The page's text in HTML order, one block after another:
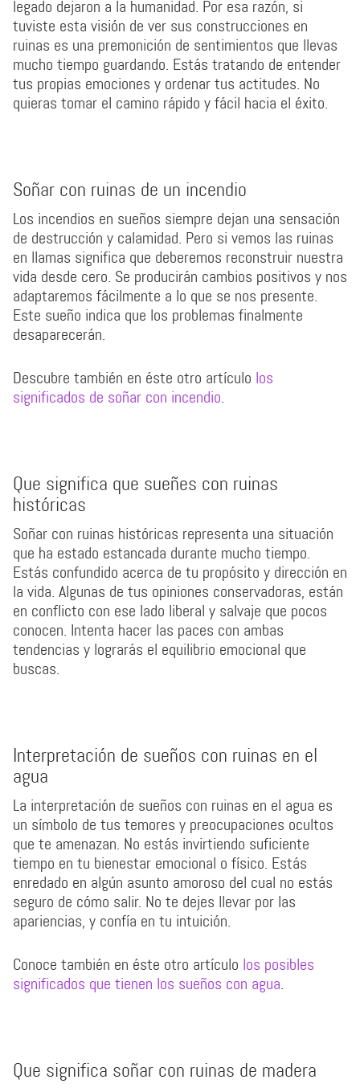
legado dejaron a la humanidad. Por esa razón, si
tuviste esta visión de ver sus construcciones en
ruinas es una premonición de sentimientos que llevas
mucho tiempo guardando. Estás tratando de entender
tus propias emociones y ordenar tus actitudes. No
quieras tomar el camino rápido y fácil hacia el éxito.
Soñar con ruinas de un incendio
Los incendios en sueños siempre dejan una sensación
de destrucción y calamidad. Pero si vemos las ruinas
en llamas significa que deberemos reconstruir nuestra
vida desde cero. Se producirán cambios positivos y nos
adaptaremos fácilmente a lo que se nos presente.
Este sueño indica que los problemas finalmente
desaparecerán.
Descubre también en éste otro artículo los
significados de soñar con incendio.
Que significa que sueñes con ruinas
históricas
Soñar con ruinas históricas representa una situación
que ha estado estancada durante mucho tiempo.
Estás confundido acerca de tu propósito y dirección en
la vida. Algunas de tus opiniones conservadoras, están
en conflicto con ese lado liberal y salvaje que pocos
conocen. Intenta hacer las paces con ambas
tendencias y lograrás el equilibrio emocional que
buscas.
Interpretación de sueños con ruinas en el
agua
La interpretación de sueños con ruinas en el agua es
un símbolo de tus temores y preocupaciones ocultos
que te amenazan. No estás invirtiendo suficiente
tiempo en tu bienestar emocional o físico. Estás
enredado en algún asunto amoroso del cual no estás
seguro de cómo salir. No te dejes llevar por las
apariencias, y confía en tu intuición.
Conoce también en éste otro artículo los posibles
significados que tienen los sueños con agua.
Que significa soñar con ruinas de madera